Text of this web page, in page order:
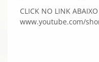
CLICK NO LINK
www.youtube.com/